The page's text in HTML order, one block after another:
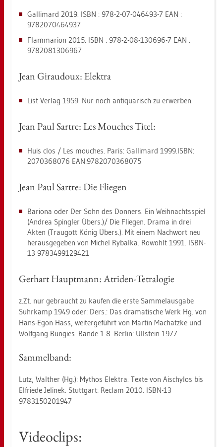
Galli­mard 2019. ISBN : 978-2-07-046493-7 EAN :
9782070464937
Flam­ma­ri­on 2015. ISBN : 978-2-08-130696-7 EAN :
9782081306967
Jean Girau­doux: Elek­tra
List Ver­lag 1959. Nur noch an­ti­qua­risch zu er­wer­ben.
Jean Paul Sart­re: Les Mou­ches Titel:
Huis clos / Les mou­ches. Paris: Galli­mard 1999.​ISBN:
2070368076 EAN:9782070368075
Jean Paul Sart­re: Die Flie­gen
Ba­rio­na oder Der Sohn des Don­ners. Ein Weih­nachts­spiel
(An­drea Sping­ler Übers.)/ Die Flie­gen. Drama in drei
Akten (Trau­gott König Übers.). Mit einem Nach­wort neu
her­aus­ge­ge­ben von Mi­chel Ry­bal­ka. Ro­wohlt 1991. ISBN-
13 9783499129421
Ger­hart Haupt­mann: Atri­den-Te­tra­lo­gie
z.​Zt. nur ge­braucht zu kau­fen die erste Sam­mel­aus­ga­be
Suhr­kamp 1949 oder: Ders.: Das dra­ma­ti­sche Werk Hg. von
Hans-Egon Hass, wei­ter­ge­führt von Mar­tin Machatz­ke und
Wolf­gang Bun­gies. Bände 1-8. Ber­lin: Ull­stein 1977
Sam­mel­band:
Lutz, Walt­her (Hg.): My­thos Elek­tra. Texte von Ais­chy­los bis
El­frie­de Je­linek. Stutt­gart: Re­clam 2010. ISBN-13
9783150201947
Vi­deo­clips: